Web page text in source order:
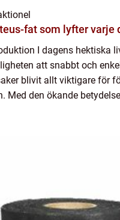
fat som lyfter varje
I dagens hektiska
att snabbt och
blivit allt viktigare för
Med den ökande